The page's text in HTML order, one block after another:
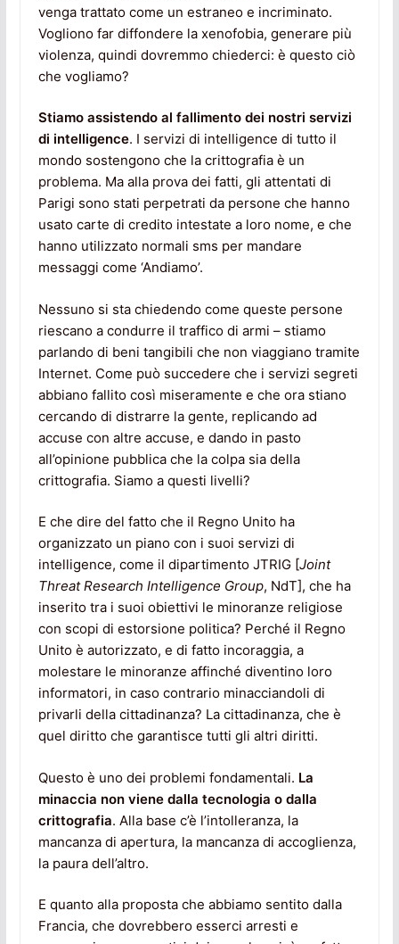
venga trattato come un estraneo e incriminato.
Vogliono far diffondere la xenofobia, generare più
violenza, quindi dovremmo chiederci: è questo ciò
che vogliamo?
Stiamo assistendo al fallimento dei nostri servizi
di intelligence. I servizi di intelligence di tutto il
mondo sostengono che la crittografia è un
problema. Ma alla prova dei fatti, gli attentati di
Parigi sono stati perpetrati da persone che hanno
usato carte di credito intestate a loro nome, e che
hanno utilizzato normali sms per mandare
messaggi come ‘Andiamo’.
Nessuno si sta chiedendo come queste persone
riescano a condurre il traffico di armi – stiamo
parlando di beni tangibili che non viaggiano tramite
Internet. Come può succedere che i servizi segreti
abbiano fallito così miseramente e che ora stiano
cercando di distrarre la gente, replicando ad
accuse con altre accuse, e dando in pasto
all’opinione pubblica che la colpa sia della
crittografia. Siamo a questi livelli?
E che dire del fatto che il Regno Unito ha
organizzato un piano con i suoi servizi di
intelligence, come il dipartimento JTRIG [Joint
Threat Research Intelligence Group, NdT], che ha
inserito tra i suoi obiettivi le minoranze religiose
con scopi di estorsione politica? Perché il Regno
Unito è autorizzato, e di fatto incoraggia, a
molestare le minoranze affinché diventino loro
informatori, in caso contrario minacciandoli di
privarli della cittadinanza? La cittadinanza, che è
quel diritto che garantisce tutti gli altri diritti.
Questo è uno dei problemi fondamentali. La
minaccia non viene dalla tecnologia o dalla
crittografia. Alla base c’è l’intolleranza, la
mancanza di apertura, la mancanza di accoglienza,
la paura dell’altro.
E quanto alla proposta che abbiamo sentito dalla
Francia, che dovrebbero esserci arresti e